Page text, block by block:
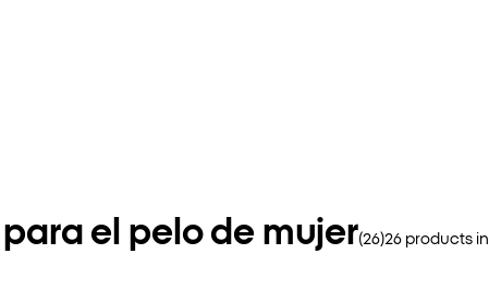
el pelo de mujer(26)26products in